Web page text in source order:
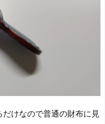
けなので普通の財布に見